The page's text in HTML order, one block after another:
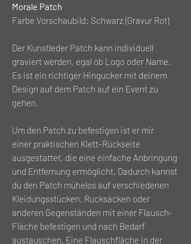
Morale Patch
Farbe Vorschaubild: Schwarz (Gravur Rot)
Der Kunstleder Patch kann individuell
graviert werden, egal ob Logo oder Name.
Es ist ein richtiger Hingucker mit deinem
Design auf dem Patch auf ein Event zu
gehen.
Um den Patch zu befestigen ist er mir
einer praktischen Klett-Rückseite
ausgestattet, die eine einfache Anbringung
und Entfernung ermöglicht. Dadurch kannst
du den Patch mühelos auf verschiedenen
Kleidungsstücken, Rucksäcken oder
anderen Gegenständen mit einer Flausch-
Fläche befestigen und nach Bedarf
austauschen. Eine Flauschfläche in der